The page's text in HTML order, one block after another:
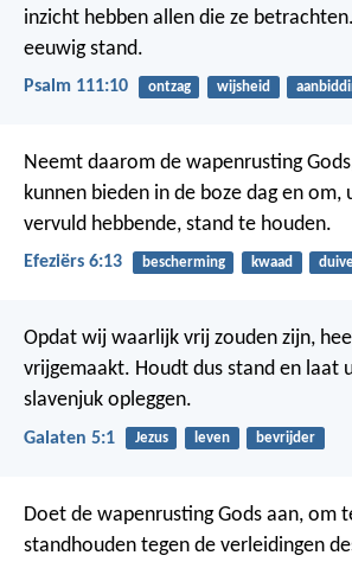
inzicht hebben allen die ze betrachten.
eeuwig stand.
Psalm 111:10 ontzag wijsheid
Neemt daarom de wapenrusting
kunnen bieden in de boze dag en om,
vervuld hebbende, stand te houden.
Efeziërs 6:13 bescherming kwaad
Opdat wij waarlijk vrij zouden zijn,
vrijgemaakt. Houdt dus stand en laat
slavenjuk opleggen.
Galaten 5:1 Jezus leven bevrijder
Doet de wapenrusting Gods aan, om
standhouden tegen de verleidingen